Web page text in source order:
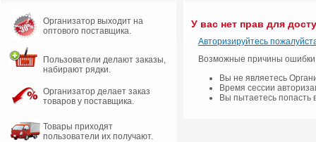
У вас нет прав для
Авторизируйтесь
Возможные причины
Вы не являетесь
Время сессии
Вы пытаетесь попасть
Организатор выходит на
оптового поставщика.
Пользователи делают заказы,
набирают рядки.
Организатор делает заказ
товаров у поставщика.
Товары приходят
пользователи их получают.